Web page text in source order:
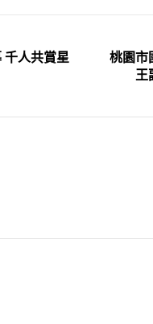
千人共賞星
桃園市
王